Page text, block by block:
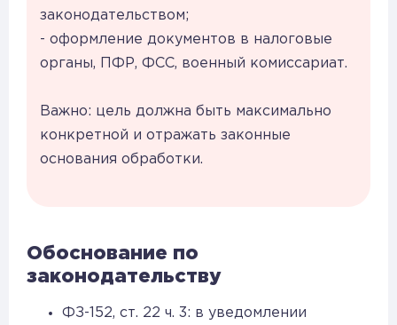
законодательством;
- оформление документов в налоговые
органы, ПФР, ФСС, военный комиссариат.
Важно: цель должна быть максимально
конкретной и отражать законные
основания обработки.
Обоснование по
законодательству
ФЗ-152, ст. 22 ч. 3: в уведомлении